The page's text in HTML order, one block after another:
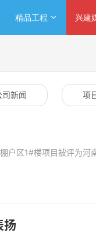
精品工程 兴建
司新闻 项
户区1#楼项目被评为
扬